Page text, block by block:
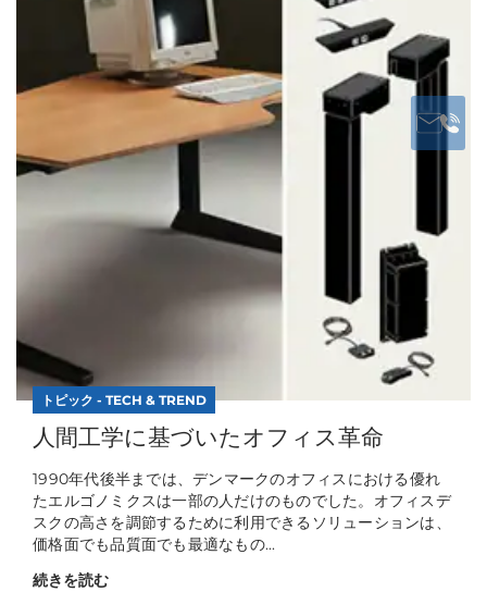
トピック - TECH & TREND
人間工学に基づいたオフィス革命
1990年代後半までは、デンマークのオフィスにおける優れ
たエルゴノミクスは一部の人だけのものでした。オフィスデ
スクの高さを調節するために利用できるソリューションは、
価格面でも品質面でも最適なもの...
続きを読む